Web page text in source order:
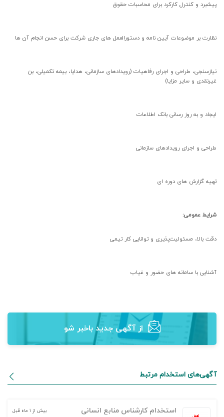
پیشبرد و کنترل کارکرد برای محاسبات حقوق
نظارت بر موضوعات آیین نامه و دستورالعمل های جاری شرکت برای حسن انجام آن ها
نیازسنجی، طراحی و اجرای رفاهیات (رویدادهای سازمانی، هدایا، بیمه تکمیلی، بن
غیرنقدی و سایر مزایا)
ایجاد و به روز رسانی بانک اطلاعات
طراحی و اجرای رویدادهای سازمانی
تهیه گزارش های دوره ای
شرایط عمومی:
دقت بالا، مسئولیت‌پذیری و توانایی کار تیمی
آشنایی با سامانه های حضور و غیاب
از آگهی‌ جدید باخبر شو
آگهی‌های استخدام مرتبط
استخدام کارشناس منابع انسانی بیش از ۱ ماه قبل